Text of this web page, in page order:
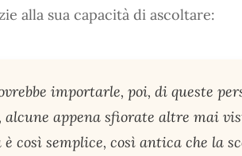
alla sua capacità di ascoltare:
importarle, poi, di queste
alcune appena sfiorate altre mai
così semplice, così antica che la